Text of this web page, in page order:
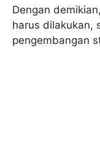
Dengan
harus dilakukan,
pengembangan